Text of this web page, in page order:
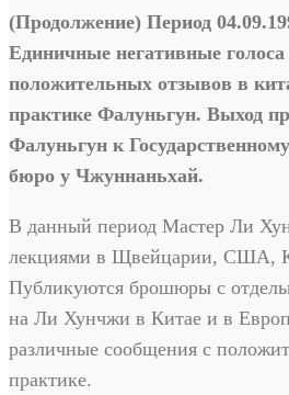
(Продолжение) Период
Единичные негативные
положительных отзывов в
практике Фалуньгун. Выход
Фалуньгун к
бюро у Чжуннаньхай.
В данный период Мастер Ли
лекциями в Щвейцарии, США,
Публикуются брошюры с
на Ли Хунчжи в Китае и в
различные сообщения с
практике.